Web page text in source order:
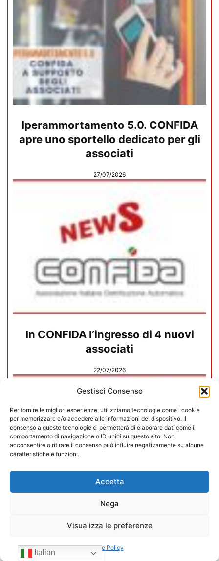
Gestisci Consenso
Per fornire le migliori esperienze, utilizziamo tecnologie come i cookie
per memorizzare e/o accedere alle informazioni del dispositivo. Il
consenso a queste tecnologie ci permetterà di elaborare dati come il
comportamento di navigazione o ID unici su questo sito. Non
acconsentire o ritirare il consenso può influire negativamente su alcune
caratteristiche e funzioni.
Accetta
Nega
Visualizza le preferenze
Cookie Policy
Iperammortamento 5.0. CONFIDA
apre uno sportello dedicato per gli
associati
27/07/2026
In CONFIDA l’ingresso di 4 nuovi
associati
22/07/2026
CONFIDA Servizi srl presenta il
nuovo Consiglio di Amministrazione
Italian